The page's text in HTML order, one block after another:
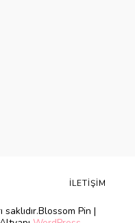
saklıdır.Blossom Pin |
İLETIŞIM